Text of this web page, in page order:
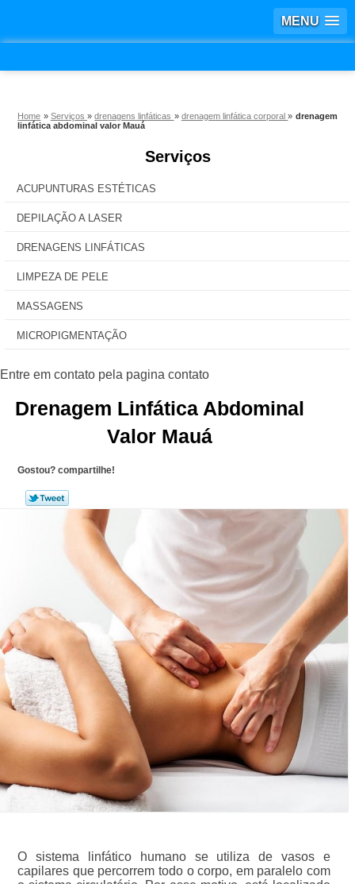
MENU
Home » Serviços »drenagens linfáticas » drenagem linfática corporal» drenagem
linfática abdominal valor Mauá
Serviços
ACUPUNTURAS ESTÉTICAS
DEPILAÇÃO A LASER
DRENAGENS LINFÁTICAS
LIMPEZA DE PELE
MASSAGENS
MICROPIGMENTAÇÃO
Drenagem Linfática Abdominal
Valor Mauá
Gostou? compartilhe!
O sistema linfático humano se utiliza de vasos e
capilares que percorrem todo o corpo, em paralelo com